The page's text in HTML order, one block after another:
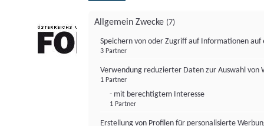
Allgemein Zwecke (7)
Speichern von oder Zugriff auf Informationen auf
3 Partner
Verwendung reduzierter Daten zur Auswahl von
1 Partner
- mit berechtigtem Interesse
1 Partner
Erstellung von Profilen für personalisierte
FONDS professionell